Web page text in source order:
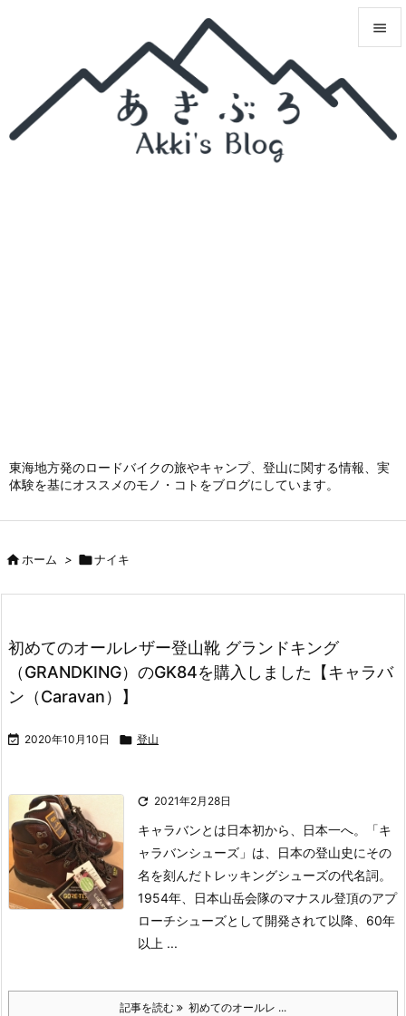
東海地方発のロードバイクの旅やキャンプ、登山に関する情報、実
体験を基にオススメのモノ・コトをブログにしています。


サイド
ホーム > ナイキ
初めてのオールレザー登山靴 グランドキング
（GRANDKING）のGK84を購入しました【キャラバ
ン（Caravan）】
 2020年10月10日  登山
 2021年2月28日
キャラバンとは日本初から、日本一へ。
「キ
ャラバンシューズ」は、日本の登山史にその
名を刻んだトレッキングシューズの代名詞。
1954年、日本山岳会隊のマナスル登頂のアプ
ローチシューズとして開発されて以降、60年
以上 ...
記事を読む 初めてのオールレ ...